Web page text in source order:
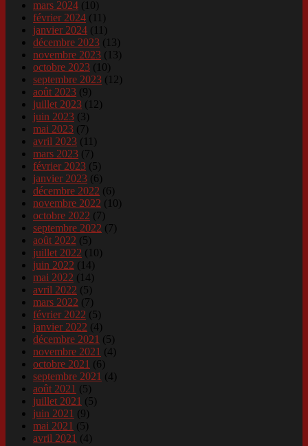
mars 2024 (10)
février 2024 (11)
janvier 2024 (11)
décembre 2023 (13)
novembre 2023 (13)
octobre 2023 (10)
septembre 2023 (12)
août 2023 (9)
juillet 2023 (12)
juin 2023 (3)
mai 2023 (7)
avril 2023 (11)
mars 2023 (7)
février 2023 (5)
janvier 2023 (6)
décembre 2022 (6)
novembre 2022 (10)
octobre 2022 (7)
septembre 2022 (7)
août 2022 (5)
juillet 2022 (10)
juin 2022 (14)
mai 2022 (14)
avril 2022 (5)
mars 2022 (7)
février 2022 (5)
janvier 2022 (4)
décembre 2021 (5)
novembre 2021 (4)
octobre 2021 (6)
septembre 2021 (4)
août 2021 (5)
juillet 2021 (5)
juin 2021 (9)
mai 2021 (5)
avril 2021 (4)